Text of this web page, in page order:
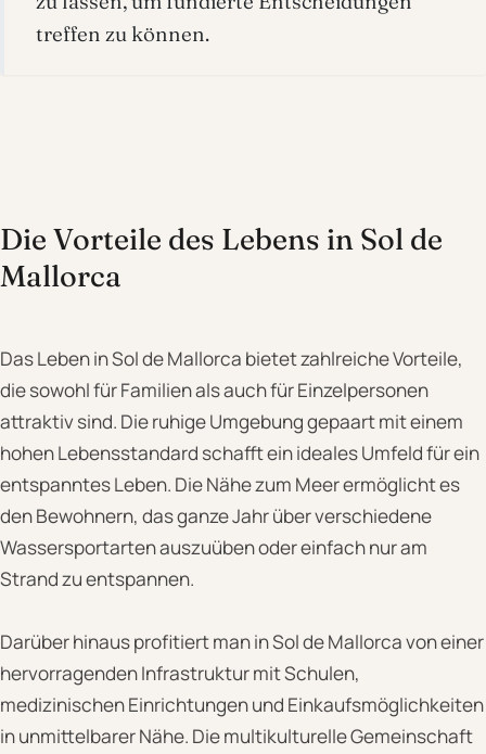
treffen zu können.
Die Vorteile des Lebens in Sol de
Mallorca
Das Leben in Sol de Mallorca bietet zahlreiche Vorteile,
die sowohl für Familien als auch für Einzelpersonen
attraktiv sind. Die ruhige Umgebung gepaart mit einem
hohen Lebensstandard schafft ein ideales Umfeld für ein
entspanntes Leben. Die Nähe zum Meer ermöglicht es
den Bewohnern, das ganze Jahr über verschiedene
Wassersportarten auszuüben oder einfach nur am
Strand zu entspannen.
Darüber hinaus profitiert man in Sol de Mallorca von einer
hervorragenden Infrastruktur mit Schulen,
medizinischen Einrichtungen und Einkaufsmöglichkeiten
in unmittelbarer Nähe. Die multikulturelle Gemeinschaft